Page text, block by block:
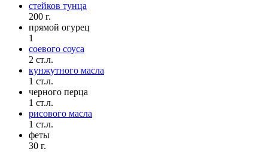
стейков тунца
200 г.
прямой огурец
1
соевого соуса
2 ст.л.
кунжутного масла
1 ст.л.
черного перца
1 ст.л.
рисового масла
1 ст.л.
феты
30 г.